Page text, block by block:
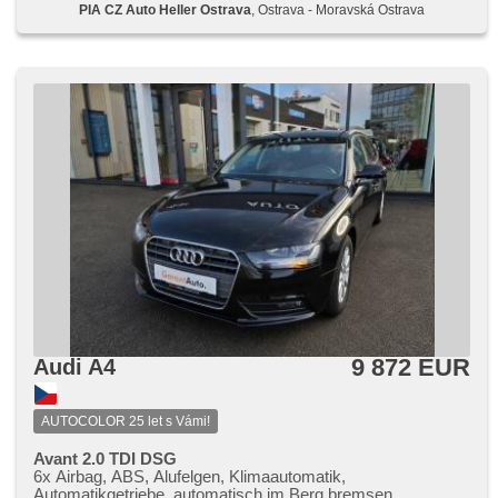
PIA CZ Auto Heller Ostrava , Ostrava - Moravská Ostrava
Audi A4
AUTOCOLOR 25 let s Vámi!
9 872 EUR
Avant 2.0 TDI DSG
6x Airbag, ABS, Alufelgen, Klimaautomatik,
Automatikgetriebe, automatisch im Berg bremsen ,